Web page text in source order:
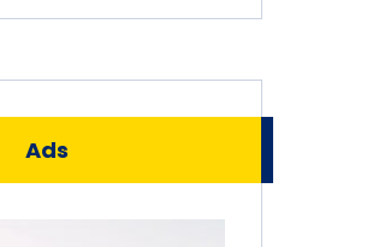
Ads